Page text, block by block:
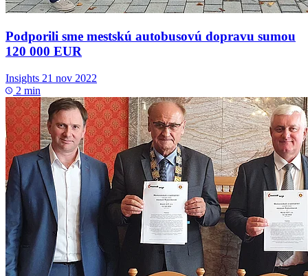
Podporili sme mestskú autobusovú dopravu sumou
120 000 EUR
Insights 21 nov 2022
2 min